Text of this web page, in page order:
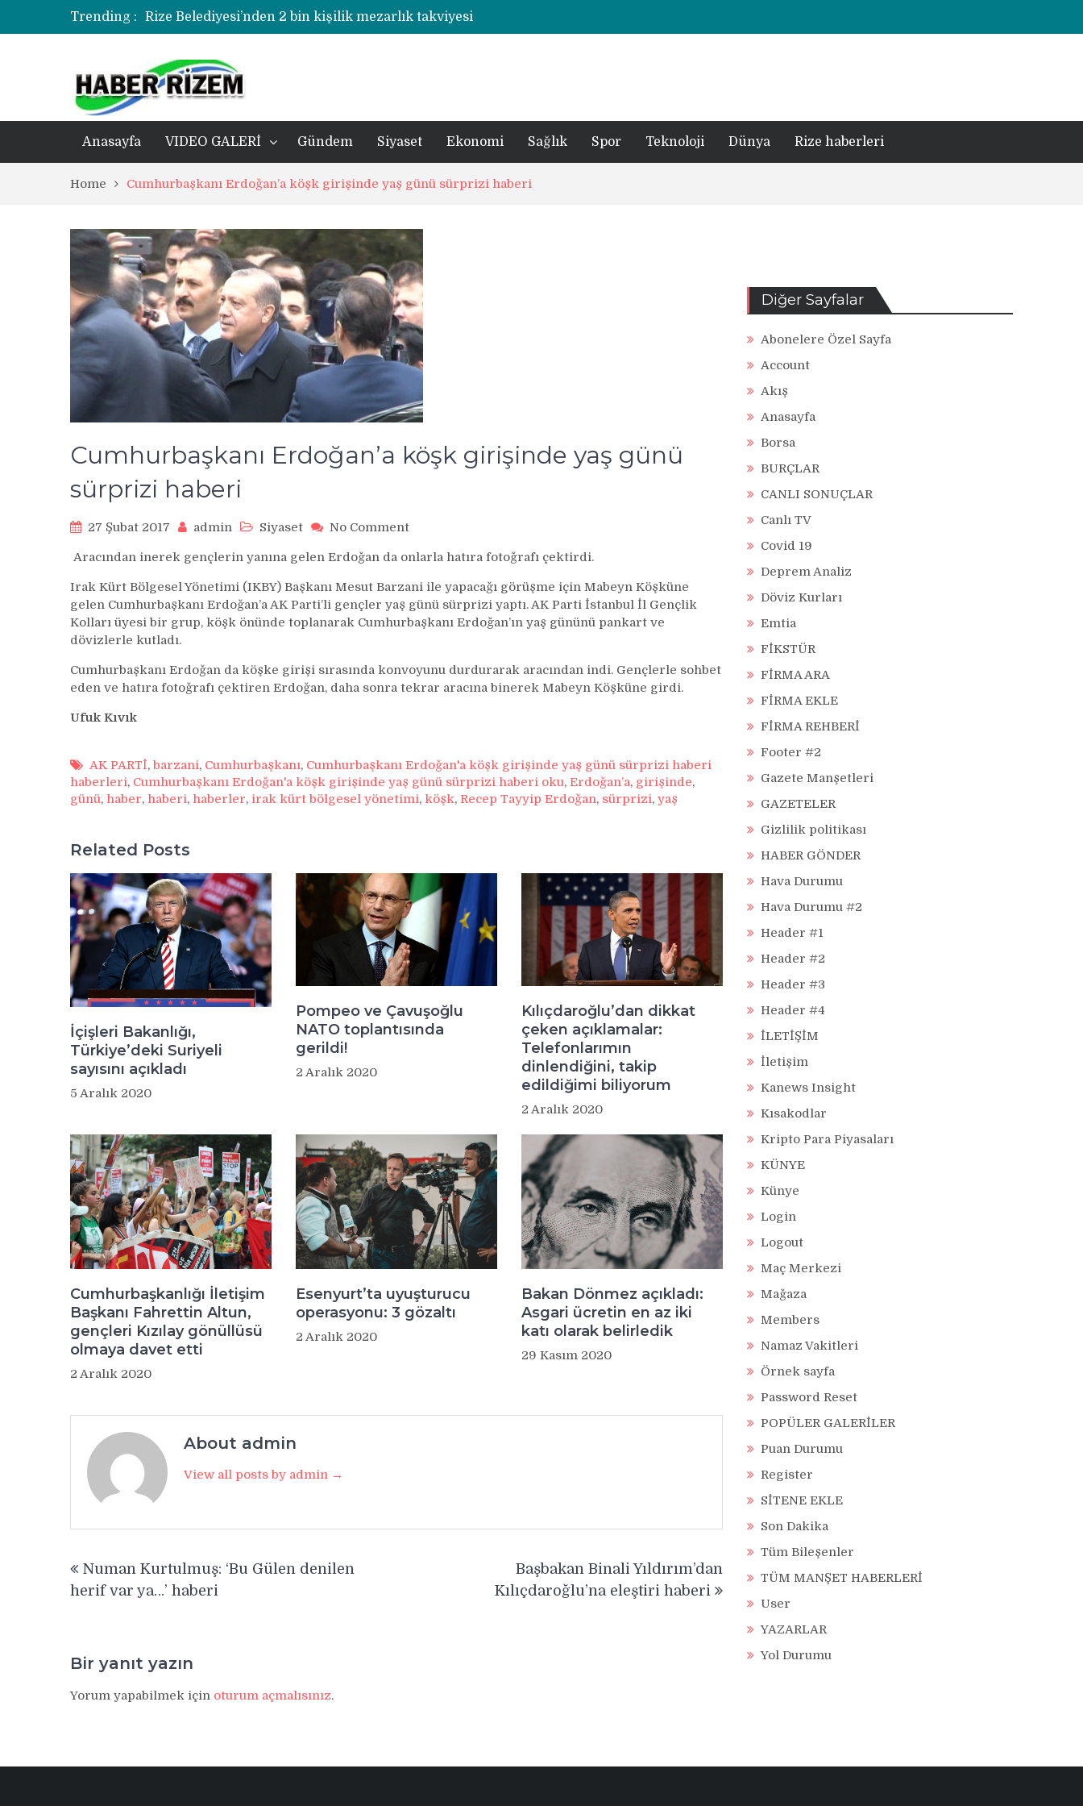
Trending :
Rize Belediyesi’nden 2 bin kişilik mezarlık takviyesi
Rize’de otizmli öğrencilerin eğitim gördüğü ahşap hobi atölyesine çarpan araç hasara neden oldu
Üzerine kale direği düşen minik futbolcu yiğit böyle uğurlandı
Rize’de uyuşturucu operasyonunda 1 şüpheli tutuklandı
Anasayfa VIDEO GALERİ Gündem Siyaset Ekonomi Sağlık Spor Teknoloji Dünya Rize haberleri
Home Cumhurbaşkanı Erdoğan’a köşk girişinde yaş günü sürprizi haberi
Cumhurbaşkanı Erdoğan’a köşk girişinde yaş günü
sürprizi haberi
27 Şubat 2017 admin Siyaset No Commenton
Erdoğan’a
girişinde
yaş
günü
Aracından inerek gençlerin yanına gelen Erdoğan da onlarla hatıra fotoğrafı çektirdi.
Irak Kürt Bölgesel Yönetimi (IKBY) Başkanı Mesut Barzani ile yapacağı görüşme için Mabeyn Köşküne
gelen Cumhurbaşkanı Erdoğan’a AK Parti’li gençler yaş günü sürprizi yaptı. AK Parti İstanbul İl Gençlik
Kolları üyesi bir grup, köşk önünde toplanarak Cumhurbaşkanı Erdoğan’ın yaş gününü pankart ve
dövizlerle kutladı.
Cumhurbaşkanı Erdoğan da köşke girişi sırasında konvoyunu durdurarak aracından indi. Gençlerle sohbet
eden ve hatıra fotoğrafı çektiren Erdoğan, daha sonra tekrar aracına binerek Mabeyn Köşküne girdi.
Ufuk Kıvık
AK PARTİ, barzani, Cumhurbaşkanı, Cumhurbaşkanı Erdoğan'a köşk girişinde yaş günü sürprizi haberi
haberleri, Cumhurbaşkanı Erdoğan'a köşk girişinde yaş günü sürprizi haberi oku, Erdoğan’a, girişinde,
günü, haber, haberi, haberler, irak kürt bölgesel yönetimi, köşk, Recep Tayyip Erdoğan, sürprizi, yaş
Related Posts
İçişleri Bakanlığı,
Türkiye’deki Suriyeli
sayısını açıkladı
5 Aralık 2020
Pompeo ve Çavuşoğlu
NATO toplantısında
gerildi!
2 Aralık 2020
Kılıçdaroğlu’dan dikkat
çeken açıklamalar:
Telefonlarımın
dinlendiğini, takip
edildiğimi biliyorum
2 Aralık 2020
Cumhurbaşkanlığı İletişim
Başkanı Fahrettin Altun,
gençleri Kızılay gönüllüsü
olmaya davet etti
2 Aralık 2020
Esenyurt’ta uyuşturucu
operasyonu: 3 gözaltı
2 Aralık 2020
Bakan Dönmez açıkladı:
Asgari ücretin en az iki
katı olarak belirledik
29 Kasım 2020
About admin
View all posts by admin →
gezinmesi
Numan Kurtulmuş: ‘Bu Gülen denilen
herif var ya…’ haberi
Başbakan Binali Yıldırım’dan
Kılıçdaroğlu’na eleştiri haberi
Bir yanıt yazın
Yorum yapabilmek için oturum açmalısınız.
Diğer Sayfalar
Abonelere Özel Sayfa
Account
Akış
Anasayfa
Borsa
BURÇLAR
CANLI SONUÇLAR
Canlı TV
Covid 19
Deprem Analiz
Döviz Kurları
Emtia
FİKSTÜR
FİRMA ARA
FİRMA EKLE
FİRMA REHBERİ
Footer #2
Gazete Manşetleri
GAZETELER
Gizlilik politikası
HABER GÖNDER
Hava Durumu
Hava Durumu #2
Header #1
Header #2
Header #3
Header #4
İLETİŞİM
İletişim
Kanews Insight
Kısakodlar
Kripto Para Piyasaları
KÜNYE
Künye
Login
Logout
Maç Merkezi
Mağaza
Members
Namaz Vakitleri
Örnek sayfa
Password Reset
POPÜLER GALERİLER
Puan Durumu
Register
SİTENE EKLE
Son Dakika
Tüm Bileşenler
TÜM MANŞET HABERLERİ
User
YAZARLAR
Yol Durumu